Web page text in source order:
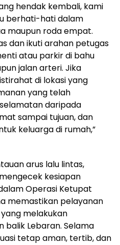
hendak kembali, kami
berhati-hati dalam
maupun roda empat.
dan ikuti arahan petugas
atau parkir di bahu
jalan arteri. Jika
di lokasi yang
yang telah
daripada
sampai tujuan, dan
keluarga di rumah,”
arus lalu lintas,
kesiapan
Operasi Ketupat
memastikan pelayanan
melakukan
balik Lebaran. Selama
tetap aman, tertib, dan